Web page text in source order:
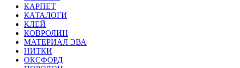
КАРПЕТ
КАТАЛОГИ
КЛЕЙ
КОВРОЛИН
МАТЕРИАЛ ЭВА
НИТКИ
ОКСФОРД